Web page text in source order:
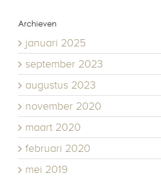
Archieven
januari 2025
september 2023
augustus 2023
november 2020
maart 2020
februari 2020
mei 2019